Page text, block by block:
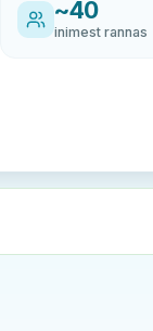
~40
inimest rannas